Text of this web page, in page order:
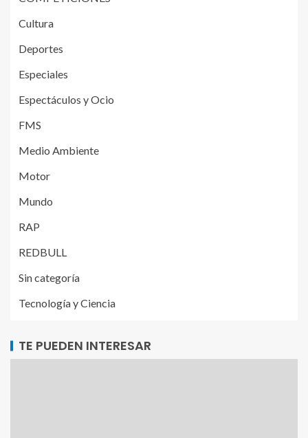
Cultura
Deportes
Especiales
Espectáculos y Ocio
FMS
Medio Ambiente
Motor
Mundo
RAP
REDBULL
Sin categoría
Tecnología y Ciencia
TE PUEDEN INTERESAR